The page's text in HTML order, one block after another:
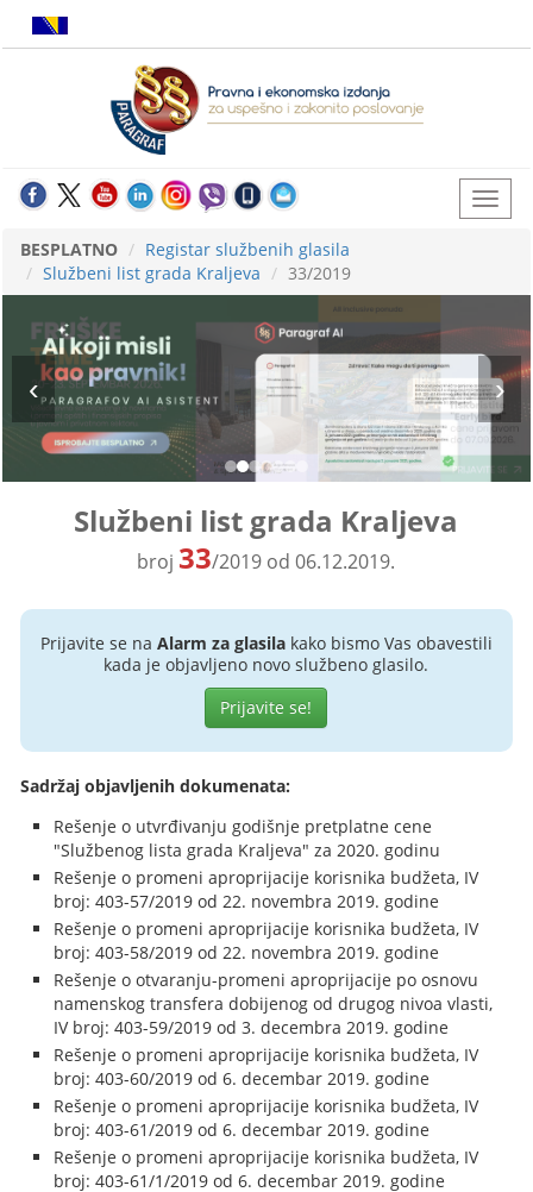
BESPLATNO
Registar službenih glasila
Službeni list grada Kraljeva
33/2019
Službeni list grada Kraljeva
broj 33/2019 od 06.12.2019.
Prijavite se na Alarm za glasilakako bismo Vas obavestili
kada je objavljeno novo službeno glasilo.
Prijavite se!
Sadržaj objavljenih dokumenata:
Rešenje o utvrđivanju godišnje pretplatne cene
"Službenog lista grada Kraljeva" za 2020. godinu
Rešenje o promeni aproprijacije korisnika budžeta, IV
broj: 403-57/2019 od 22. novembra 2019. godine
Rešenje o promeni aproprijacije korisnika budžeta, IV
broj: 403-58/2019 od 22. novembra 2019. godine
Rešenje o otvaranju-promeni aproprijacije po osnovu
namenskog transfera dobijenog od drugog nivoa vlasti,
IV broj: 403-59/2019 od 3. decembra 2019. godine
Rešenje o promeni aproprijacije korisnika budžeta, IV
broj: 403-60/2019 od 6. decembar 2019. godine
Rešenje o promeni aproprijacije korisnika budžeta, IV
broj: 403-61/2019 od 6. decembar 2019. godine
Rešenje o promeni aproprijacije korisnika budžeta, IV
broj: 403-61/1/2019 od 6. decembar 2019. godine